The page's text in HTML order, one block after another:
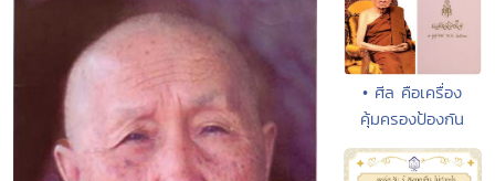
• ศีล คือเครื่อง
คุ้มครองป้องกัน